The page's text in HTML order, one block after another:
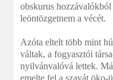
obskurus
leöntözgetnem a vécét.
Azóta eltelt több mint
váltak, a fogyasztói
nyilvánvalóvá lettek.
emelte fel a szavát öko-